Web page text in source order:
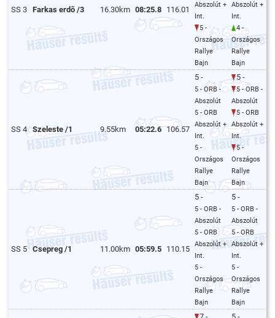
SS 3 Farkas erdõ /3 16.30km 08:25.8 116.01
Abszolút +
Int.
5 -
Országos
Rallye
Bajn
Abszolút +
Int.
4 -
Országos
Rallye
Bajn
SS 4 Szeleste /1 9.55km 05:22.6 106.57
5 -
5 - ORB -
Abszolút
5 - ORB
Abszolút +
Int.
5 -
Országos
Rallye
Bajn
5 -
5 - ORB -
Abszolút
5 - ORB
Abszolút +
Int.
5 -
Országos
Rallye
Bajn
SS 5 Csepreg /1 11.00km 05:59.5 110.15
5 -
5 - ORB -
Abszolút
5 - ORB
Abszolút +
Int.
5 -
Országos
Rallye
Bajn
5 -
5 - ORB -
Abszolút
5 - ORB
Abszolút +
Int.
5 -
Országos
Rallye
Bajn